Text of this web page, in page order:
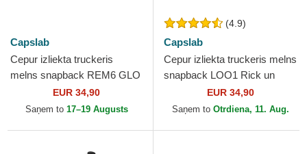
Capslab
Cepur izliekta truckeris
melns snapback REM6 GLO
Rick Sanchez Riks un
Mortijs no Capslab
EUR 34,90
Saņem to 17–19 Augusts
(4.9)
Capslab
Cepur izliekta truckeris melns
snapback LOO1 Rick un
Morty Riks un Mortijs no
Capslab
EUR 34,90
Saņem to Otrdiena, 11. Aug.